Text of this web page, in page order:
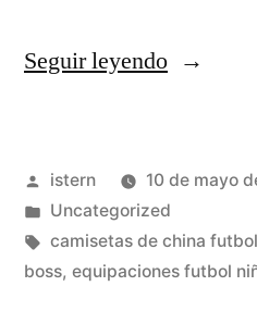
Seguir leyendo«ropa
Publicado
por
istern
10 de mayo
Publicado
en
Uncategorized
Etiquetas:
camisetas de china futbol
boss, equipaciones futbol